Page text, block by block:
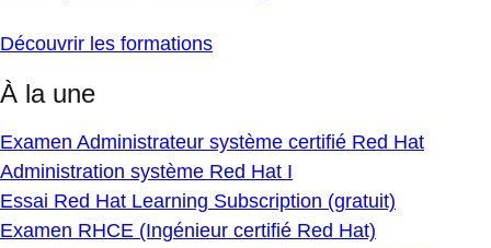
Découvrir les formations
À la une
Examen Administrateur système certifié Red Hat
Administration système Red Hat I
Essai Red Hat Learning Subscription (gratuit)
Examen RHCE (Ingénieur certifié Red Hat)